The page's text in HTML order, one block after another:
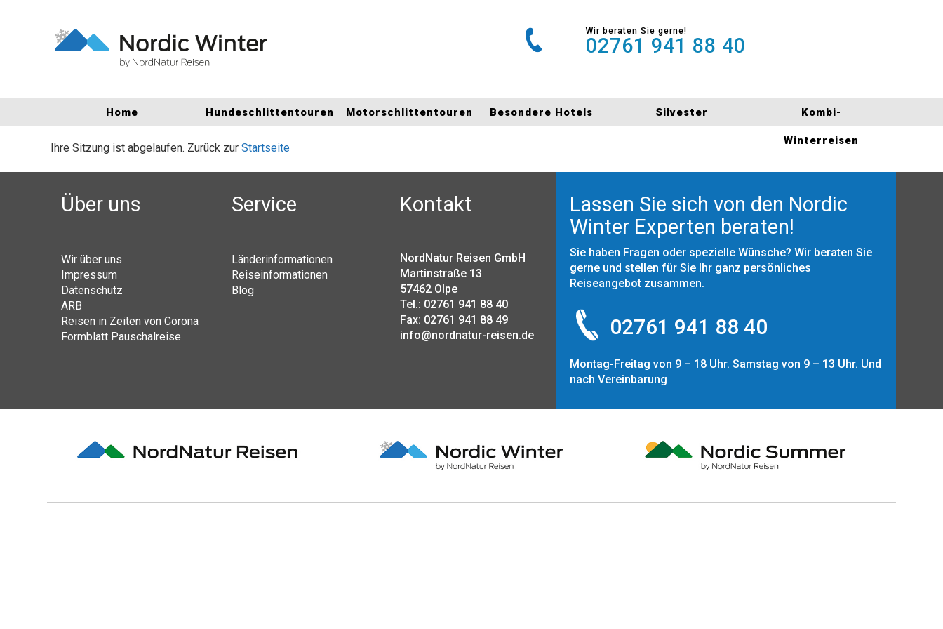
Wir beraten Sie gerne!
02761 941 88 40
Home Hundeschlittentouren Motorschlittentouren Besondere Hotels Silvester Kombi-
Winterreisen
Ihre Sitzung ist abgelaufen. Zurück zur Startseite
Über uns
Wir über uns
Impressum
Datenschutz
ARB
Reisen in Zeiten von Corona
Formblatt Pauschalreise
Service
Länderinformationen
Reiseinformationen
Blog
Kontakt
NordNatur Reisen GmbH
Martinstraße 13
57462 Olpe
Tel.: 02761 941 88 40
Fax: 02761 941 88 49
info@nordnatur-reisen.de
Lassen Sie sich von den Nordic
Winter Experten beraten!
Sie haben Fragen oder spezielle Wünsche? Wir beraten Sie
gerne und stellen für Sie Ihr ganz persönliches
Reiseangebot zusammen.
02761 941 88 40
Montag-Freitag von 9 – 18 Uhr. Samstag von 9 – 13 Uhr. Und
nach Vereinbarung